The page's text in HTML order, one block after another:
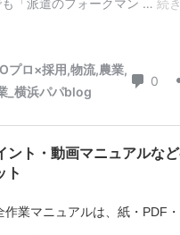
ント・動画マニュアルな
ト
作業マニュアルは、紙・PDF